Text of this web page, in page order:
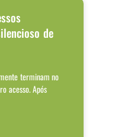
de
terminam no
acesso. Após